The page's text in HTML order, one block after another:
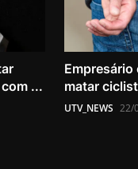
...
matar
UTV_NEWS 22/